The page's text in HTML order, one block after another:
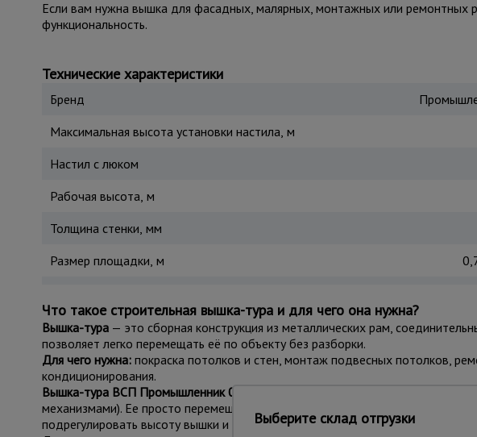
Если вам нужна вышка для фасадных, малярных, монтажных или ремонтных
функциональность.
Технические характеристики
Бренд
Максимальная высота установки настила, м
Настил с люком
Рабочая высота, м
Толщина стенки, мм
Размер площадки, м
Что такое строительная вышка-тура и для чего она нужна?
Вышка-тура— это сборная конструкция из металлических рам,
позволяет легко перемещать её по объекту без разборки.
Для чего нужна:покраска потолков и стен, монтаж подвесных потолков,
кондиционирования.
Вышка-тура ВСП Промышленник 0.7х1.6, 2.8 м
легко собирается без
механизмами). Ее просто перемещать по объекту за счет наличия больших
подрегулировать высоту вышки и зафиксировать ее от нежелательных
Выберите склад отгрузки